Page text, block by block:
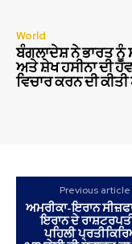
World
ਬੰਗਲਾਦੇਸ਼ ਨੇ ਭਾਰਤ
ਅਤੇ ਸ਼ੇਖ ਹਸੀਨਾ ਦੀ
ਵਿਚਾਰ ਕਰਨ ਦੀ
Previous article
ਅਮਰੀਕਾ-ਇਰਾਨ
ਇਰਾਨ ਦੇ
ਪਹਿਲੀ